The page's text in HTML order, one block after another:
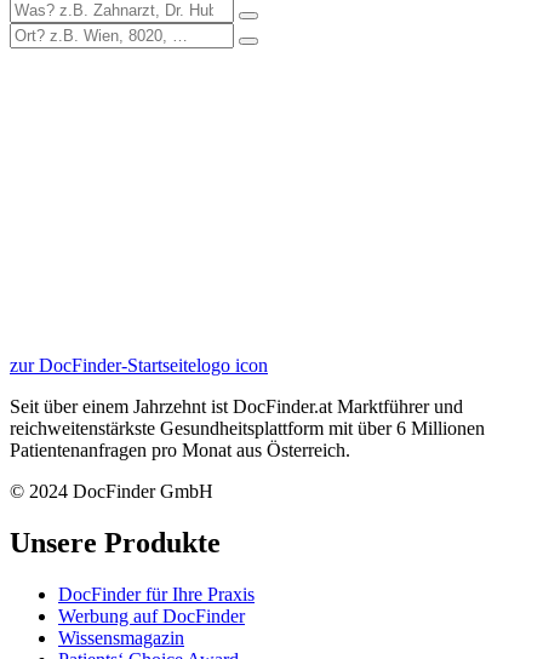
zur DocFinder-Startseitelogo icon
Seit über einem Jahrzehnt ist DocFinder.at Marktführer und
reichweitenstärkste Gesundheitsplattform mit über 6 Millionen
Patientenanfragen pro Monat aus Österreich.
© 2024 DocFinder GmbH
Unsere Produkte
DocFinder für Ihre Praxis
Werbung auf DocFinder
Wissensmagazin